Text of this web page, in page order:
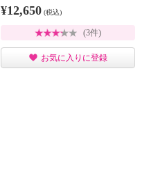
¥12,650 (税込)
(3件)
お気に入りに登録